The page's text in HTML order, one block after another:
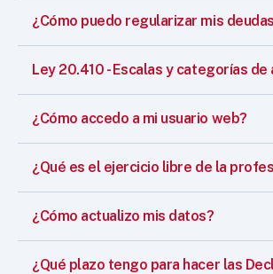
¿Cómo puedo regularizar mis
Ley 20.410 - Escalas y categorías
¿Cómo accedo a mi usuario web?
¿Qué es el ejercicio libre de la
¿Cómo actualizo mis datos?
¿Qué plazo tengo para hacer las